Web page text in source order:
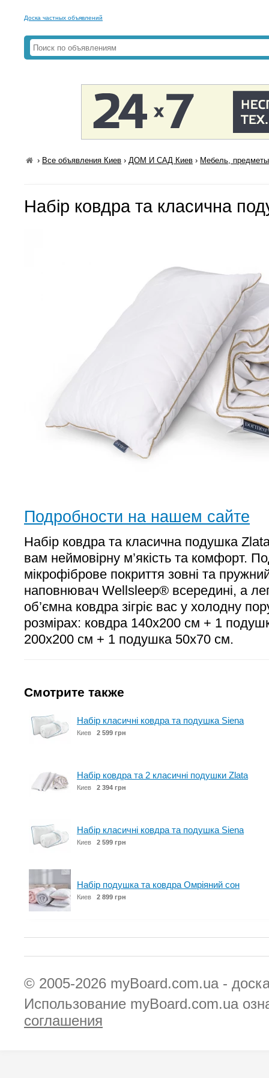
Доска частных объявлений
› Все объявления Киев ›ДОМ И САД Киев › Мебель,
Набір ковдра та класична
Подробности на нашем сайте
Набір ковдра та класична подушка
вам неймовірну м’якість та комфорт.
мікрофіброве покриття зовні та
наповнювач Wellsleep® всередині, а
об’ємна ковдра зігріє вас у холодну
розмірах: ковдра 140x200 см + 1
200x200 см + 1 подушка 50x70 см.
Смотрите также
Набір класичні ковдра та подушка Siena
Киев 2 599 грн
Набір ковдра та 2 класичні подушки Zlata
Киев 2 394 грн
Набір класичні ковдра та подушка Siena
Киев 2 599 грн
Набір подушка та ковдра Омріяний сон
Киев 2 899 грн
© 2005-2026 myBoard.com.ua -
Использование myBoard.com.ua
соглашения